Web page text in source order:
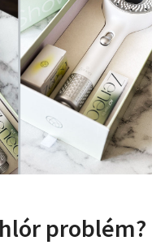
problém?